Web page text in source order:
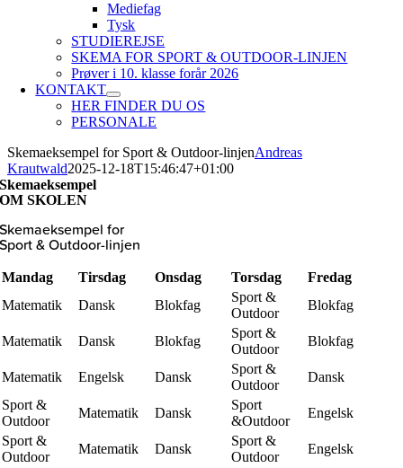
Mediefag
Tysk
STUDIEREJSE
SKEMA FOR SPORT & OUTDOOR-LINJEN
Prøver i 10. klasse forår 2026
KONTAKT
HER FINDER DU OS
PERSONALE
Skemaeksempel for Sport & Outdoor-linjenAndreas
Krautwald2025-12-18T15:46:47+01:00
Skemaeksempel
OM SKOLEN
Skemaeksempel for
Sport & Outdoor-linjen
Mandag Tirsdag Onsdag Torsdag
Fredag
Matematik
Dansk Blokfag
Sport &
Outdoor
Blokfag
Matematik Dansk Blokfag
Sport &
Outdoor
Blokfag
Matematik Engelsk Dansk
Sport &
Outdoor
Dansk
Sport &
Outdoor
Matematik Dansk
Sport
&Outdoor
Engelsk
Sport &
Outdoor
Matematik Dansk
Sport &
Outdoor
Engelsk